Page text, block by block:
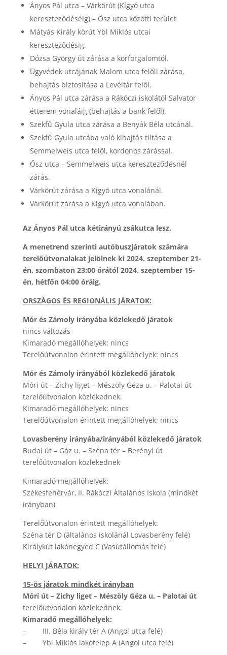
Ányos Pál utca – Várkörút (Kígyó utca
kereszteződéséig) – Ősz utca közötti terület
Mátyás Király körút Ybl Miklós utcai
kereszteződésig.
Dózsa György út zárása a körforgalomtól.
Ügyvédek utcájának Malom utca felőli zárása,
behajtás biztosítása a Levéltár felől.
Ányos Pál utca zárása a Rákóczi iskolától Salvator
étterem vonaláig (behajtás a bank felől).
Szekfű Gyula utca zárása a Benyák Béla utcánál.
Szekfű Gyula utcába való kihajtás tiltása a
Semmelweis utca felől, kordonos zárással.
Ősz utca – Semmelweis utca kereszteződésnél
zárás.
Várkörút zárása a Kígyó utca vonalánál.
Várkörút zárása a Kígyó utca vonalában.
Az Ányos Pál utca kétirányú zsákutca lesz.
A menetrend szerinti autóbuszjáratok számára
terelőútvonalakat jelölnek ki 2024. szeptember 21-
én, szombaton 23:00 órától 2024. szeptember 15-
én, hétfőn 04:00 óráig.
ORSZÁGOS ÉS REGIONÁLIS JÁRATOK:
Mór és Zámoly irányába közlekedő járatok
nincs változás
Kimaradó megállóhelyek: nincs
Terelőútvonalon érintett megállóhelyek: nincs
Mór és Zámoly irányából közlekedő járatok
Móri út – Zichy liget – Mészöly Géza u. – Palotai út
terelőútvonalon közlekednek.
Kimaradó megállóhelyek: nincs
Terelőútvonalon érintett megállóhelyek: nincs
Lovasberény irányába/irányából közlekedő járatok
Budai út – Gáz u. – Széna tér – Berényi út
terelőútvonalon közlekednek
Kimaradó megállóhelyek:
Székesfehérvár, II. Rákóczi Általános Iskola (mindkét
irányban)
Terelőútvonalon érintett megállóhelyek:
Széna tér D (általános iskolánál Lovasberény felé)
Királykút lakónegyed C (Vasútállomás felé)
HELYI JÁRATOK:
15-ös járatok mindkét irányban
Móri út – Zichy liget – Mészöly Géza u. – Palotai út
terelőútvonalon közlekednek.
Kimaradó megállóhelyek:
– III. Béla király tér A (Angol utca felé)
– Ybl Miklós lakótelep A (Angol utca felé)